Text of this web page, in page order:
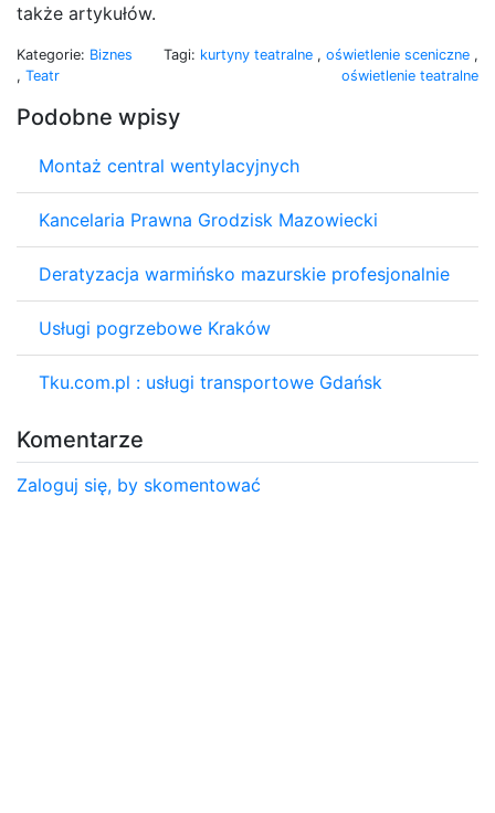
także artykułów.
Kategorie: Biznes
, Teatr
Tagi: kurtyny teatralne , oświetlenie sceniczne ,
oświetlenie teatralne
Podobne wpisy
Montaż central wentylacyjnych
Kancelaria Prawna Grodzisk Mazowiecki
Deratyzacja warmińsko mazurskie profesjonalnie
Usługi pogrzebowe Kraków
Tku.com.pl : usługi transportowe Gdańsk
Komentarze
Zaloguj się, by skomentować